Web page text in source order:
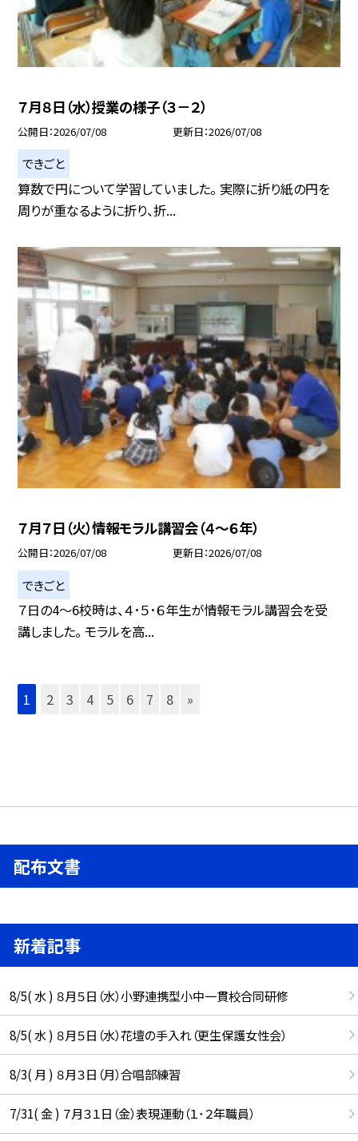
７月８日（水）授業の様子（３－２）
公開日 2026/07/08 更新日 2026/07/08
できごと
算数で円について学習していました。 実際に折り紙の円を
周りが重なるように折り、折...
７月７日（火）情報モラル講習会（４～６年）
公開日 2026/07/08 更新日 2026/07/08
できごと
７日の4～6校時は、４･５･６年生が情報モラル講習会を受
講しました。 モラルを高...
1 2 3 4 5 6 7 8 »
配布文書
新着記事
8/5( 水 ) ８月５日（水）小野連携型小中一貫校合同研修
8/5( 水 ) ８月５日（水）花壇の手入れ（更生保護女性会）
8/3( 月 ) ８月３日（月）合唱部練習
7/31( 金 ) ７月３１日（金）表現運動（１･２年職員）